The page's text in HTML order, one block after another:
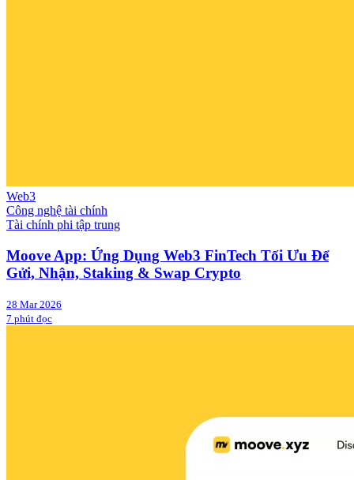
Web3
Công nghệ tài chính
Tài chính phi tập trung
Moove App: Ứng Dụng Web3 FinTech Tối Ưu Để
Gửi, Nhận, Staking & Swap Crypto
28 Mar 2026
7 phút đọc